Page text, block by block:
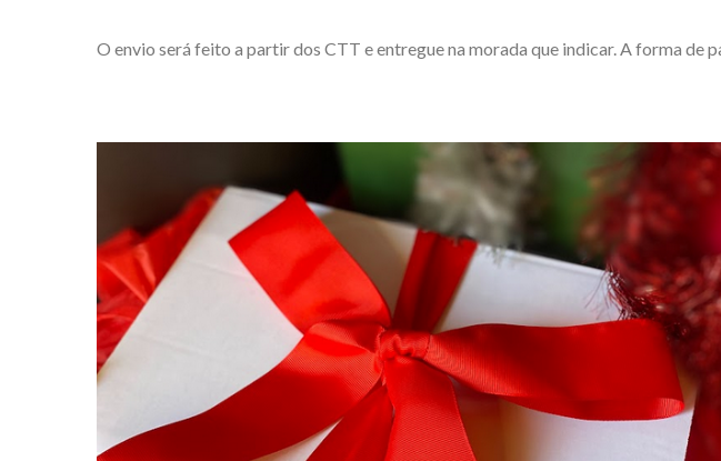
O envio será feito a partir dos CTT e entregue na morada que indicar. A forma